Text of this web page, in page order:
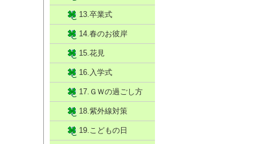
13.卒業式
14.春のお彼岸
15.花見
16.入学式
17.ＧＷの過ごし方
18.紫外線対策
19.こどもの日